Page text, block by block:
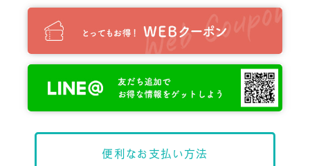
便利なお支払い方法